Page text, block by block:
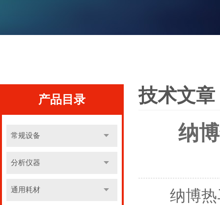
产品目录
常规设备
分析仪器
通用耗材
技术文章
纳
纳博